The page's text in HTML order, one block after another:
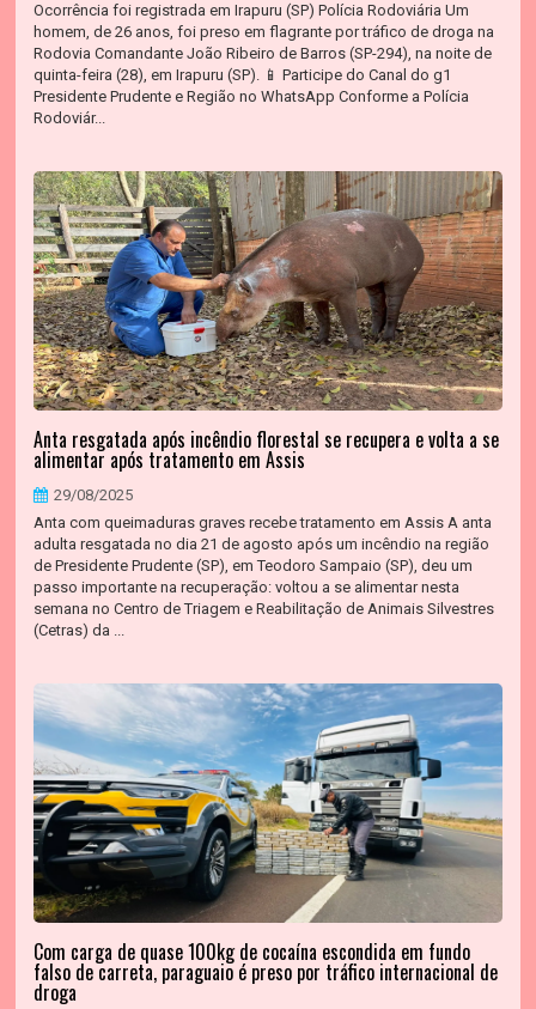
Ocorrência foi registrada em Irapuru (SP) Polícia Rodoviária Um
homem, de 26 anos, foi preso em flagrante por tráfico de droga na
Rodovia Comandante João Ribeiro de Barros (SP-294), na noite de
quinta-feira (28), em Irapuru (SP). 📱 Participe do Canal do g1
Presidente Prudente e Região no WhatsApp Conforme a Polícia
Rodoviár...
Anta resgatada após incêndio florestal se recupera e volta a se
alimentar após tratamento em Assis
29/08/2025
Anta com queimaduras graves recebe tratamento em Assis A anta
adulta resgatada no dia 21 de agosto após um incêndio na região
de Presidente Prudente (SP), em Teodoro Sampaio (SP), deu um
passo importante na recuperação: voltou a se alimentar nesta
semana no Centro de Triagem e Reabilitação de Animais Silvestres
(Cetras) da ...
Com carga de quase 100kg de cocaína escondida em fundo
falso de carreta, paraguaio é preso por tráfico internacional de
droga